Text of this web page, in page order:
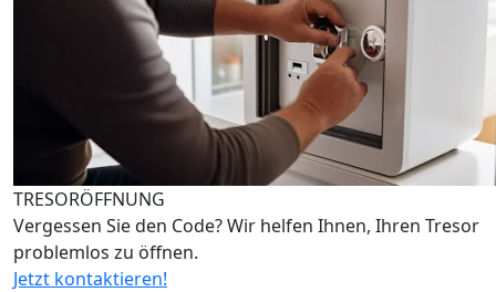
TRESORÖFFNUNG
Vergessen Sie den Code? Wir helfen Ihnen, Ihren Tresor
problemlos zu öffnen.
Jetzt kontaktieren!